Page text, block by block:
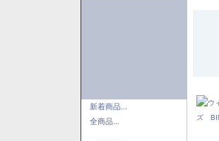
新着商品...
全商品...